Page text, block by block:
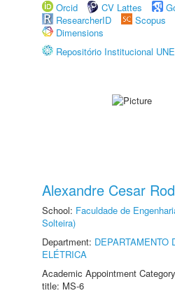
Orcid
CV Lattes
ResearcherID
Scopus
Dimensions
Repositório Institucional
Alexandre Cesar
School: Faculdade de
Solteira)
Department: DEPARTAMENTO
ELÉTRICA
Academic Appointment
title: MS-6